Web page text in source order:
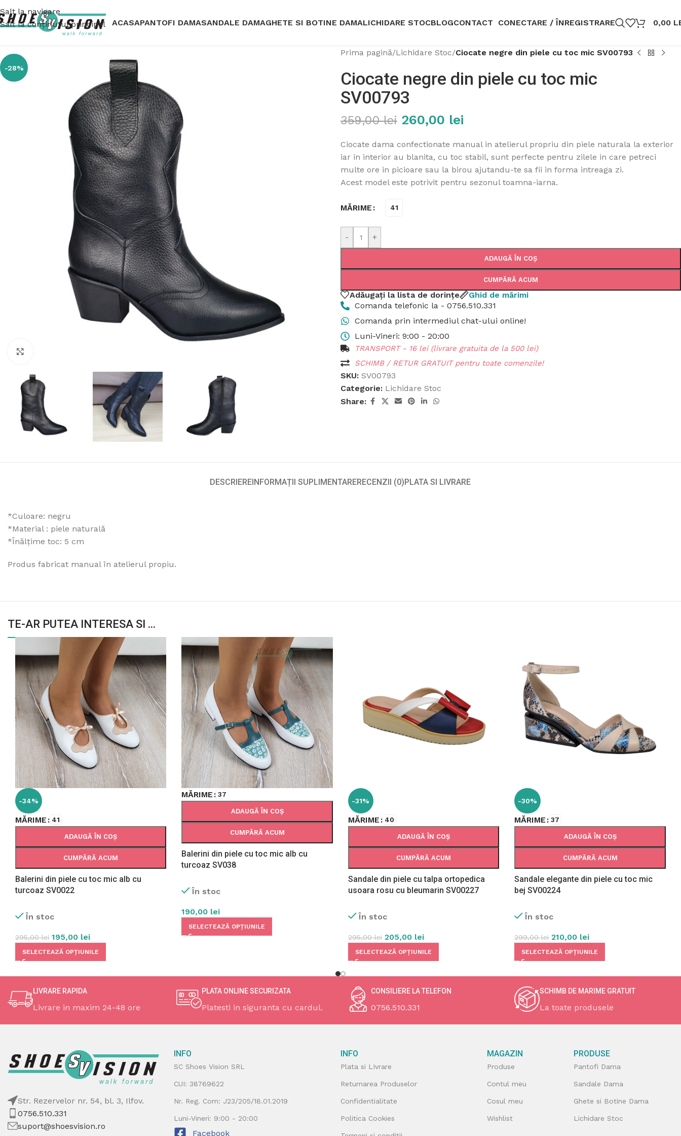
Salt la navigare
Salt la conținutul principal
ACASAPANTOFI DAMASANDALE DAMAGHETE SI BOTINE DAMALICHIDARE STOCBLOGCONTACT CONECTARE / ÎNREGISTRARE 0,00
-28%
Prima pagină/Lichidare Stoc/Ciocate negre din piele cu toc mic SV00793
Ciocate negre din piele cu toc mic
SV00793
359,00lei 260,00 lei
Ciocate dama confectionate manual in atelierul propriu din piele naturala la exterior
iar in interior au blanita, cu toc stabil, sunt perfecte pentru zilele in care petreci
multe ore in picioare sau la birou ajutandu-te sa fii in forma intreaga zi.
Acest model este potrivit pentru sezonul toamna-iarna.
MĂRIME 41
- +
ADAUGĂ ÎN COȘ
CUMPĂRĂ ACUM
Adăugați la lista de dorințe
Ghid de mărimi
Comanda telefonic la - 0756.510.331
Comanda prin intermediul chat-ului online!
Luni-Vineri: 9:00 - 20:00
TRANSPORT - 16 lei (livrare gratuita de la 500 lei)
SCHIMB / RETUR GRATUIT pentru toate comenzile!
SKU: SV00793
Categorie: Lichidare Stoc
Share:
DESCRIEREINFORMAȚII SUPLIMENTARERECENZII (0)PLATA SI LIVRARE
*Culoare: negru
*Material : piele naturală
*Înălțime toc: 5 cm
Produs fabricat manual în atelierul propiu.
TE-AR PUTEA INTERESA SI ...
-34%
MĂRIME 41
ADAUGĂ ÎN COȘ
CUMPĂRĂ ACUM
Balerini din piele cu toc mic alb cu
turcoaz SV0022
În stoc
295,00lei 195,00 lei
SELECTEAZĂ OPȚIUNILE
MĂRIME 37
ADAUGĂ ÎN COȘ
CUMPĂRĂ ACUM
Balerini din piele cu toc mic alb cu
turcoaz SV038
În stoc
190,00 lei
SELECTEAZĂ OPȚIUNILE
-31%
MĂRIME 40
ADAUGĂ ÎN COȘ
CUMPĂRĂ ACUM
Sandale din piele cu talpa ortopedica
usoara rosu cu bleumarin SV00227
În stoc
295,00lei 205,00 lei
SELECTEAZĂ OPȚIUNILE
-30%
MĂRIME 37
ADAUGĂ ÎN COȘ
CUMPĂRĂ ACUM
Sandale elegante din piele cu toc mic
bej SV00224
În stoc
299,00lei 210,00 lei
SELECTEAZĂ OPȚIUNILE
LIVRARE RAPIDA
Livrare in maxim 24-48 ore
PLATA ONLINE SECURIZATA
Platesti in siguranta cu cardul.
CONSILIERE LA TELEFON
0756.510.331
SCHIMB DE MARIME GRATUIT
La toate produsele
Str. Rezervelor nr. 54, bl. 3, Ilfov.
0756.510.331
suport@shoesvision.ro
INFO
SC Shoes Vision SRL
CUI: 38769622
Nr. Reg. Com: J23/205/18.01.2019
Luni-Vineri: 9:00 - 20:00
Facebook
INFO
Plata si LIvrare
Returnarea Produselor
Confidentialitate
Politica Cookies
MAGAZIN
Produse
Contul meu
Cosul meu
Wishlist
PRODUSE
Pantofi Dama
Sandale Dama
Ghete si Botine Dama
Lichidare Stoc